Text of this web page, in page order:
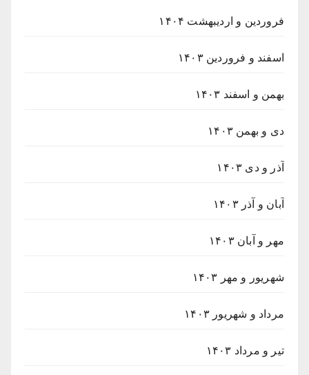
فروردین و اردیبهشت ۱۴۰۴
اسفند و فروردین ۱۴۰۳
بهمن و اسفند ۱۴۰۳
دی و بهمن ۱۴۰۳
آذر و دی ۱۴۰۳
آبان و آذر ۱۴۰۳
مهر و آبان ۱۴۰۳
شهریور و مهر ۱۴۰۳
مرداد و شهریور ۱۴۰۳
تیر و مرداد ۱۴۰۳